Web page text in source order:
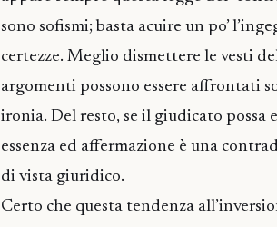
sono sofismi; basta acuire un po’
certezze. Meglio dismettere le vesti
argomenti possono essere affrontati
ironia. Del resto, se il giudicato possa
essenza ed affermazione è una
di vista giuridico.
Certo che questa tendenza